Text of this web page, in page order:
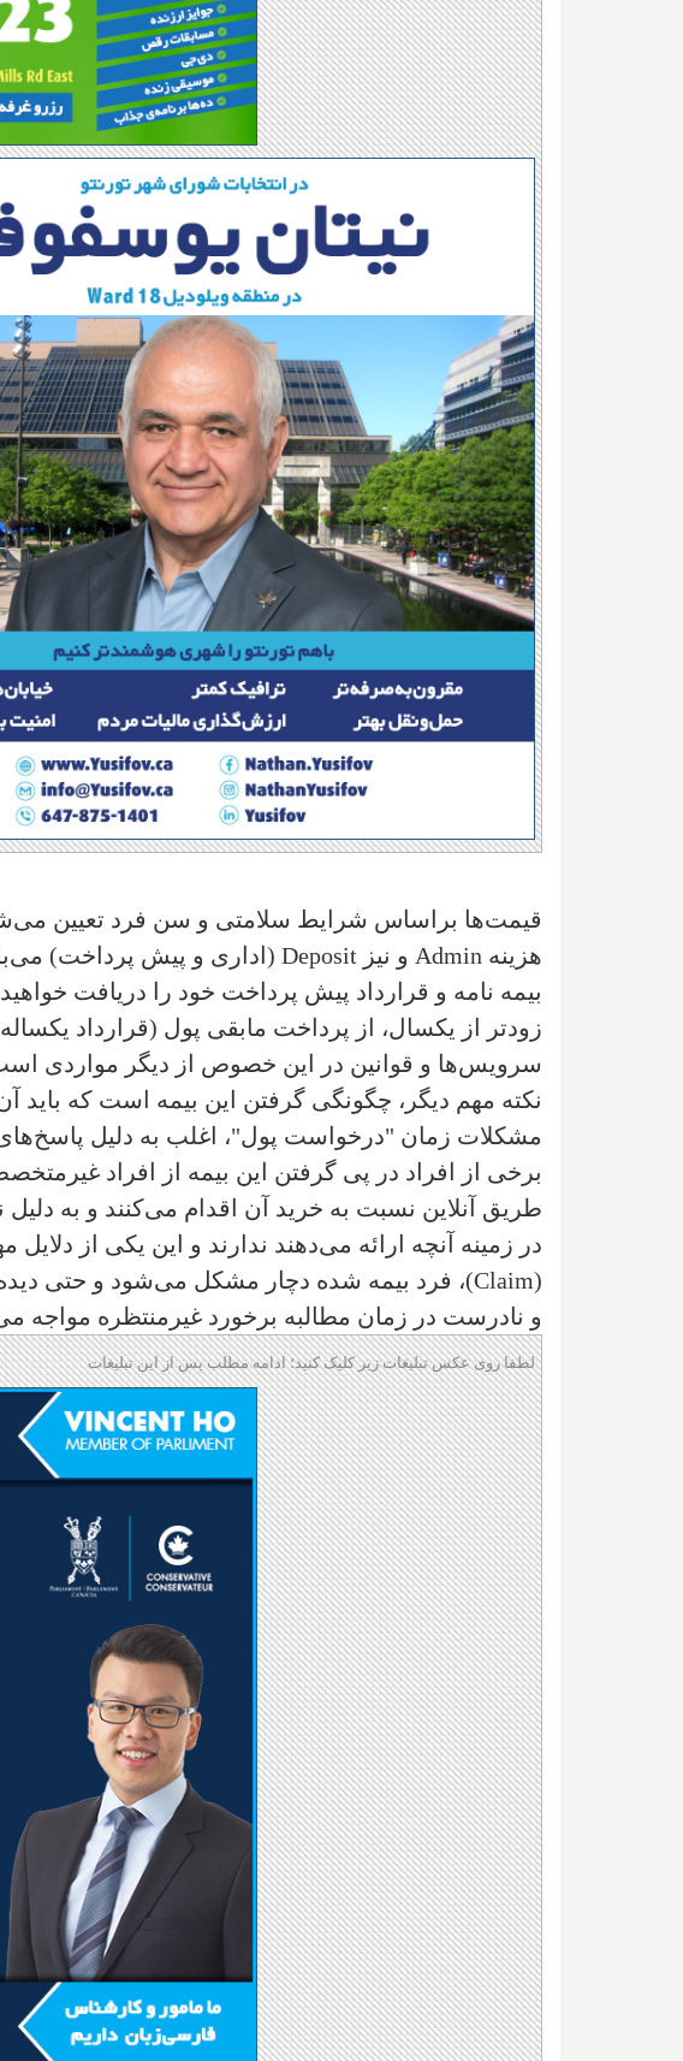
قیمت‌ها براساس شرایط سلامتی و سن فرد تعیین
هزینه Admin و نیز Deposit (اداری و پیش پرداخت)
بیمه نامه و قرار‌داد پیش پرداخت خود را دریافت
زودتر از یکسال، از پرداخت مابقی پول (قرارداد
سرویس‌ها و قوانین در این خصوص از دیگر مواردی
نکته مهم دیگر، چگونگی گرفتن این بیمه است که
مشکلات زمان "‌درخواست پول"، اغلب به دلیل
برخی از افراد در پی گرفتن این بیمه از افراد
طریق آنلاین نسبت به خرید آن اقدام می‌کنند و به
در زمینه آنچه ارائه می‌دهند ندارند و این یکی از
(
Claim)، فرد بیمه شده دچار مشکل می‌شود و حتی
و نادرست در زمان مطالبه برخورد غیر‌منتظره مواجه
لطفا روی عکس تبلیغات زیر کلیک کنید؛ ادامه مطلب پس از این تبلیغات